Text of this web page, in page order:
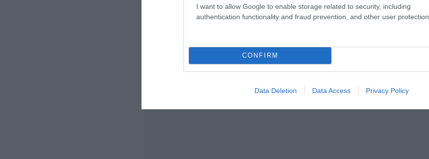
I want to allow Google to enable storage related to security, including
authentication functionality and fraud prevention, and other user protection.
CONFIRM
Data Deletion Data Access Privacy Policy